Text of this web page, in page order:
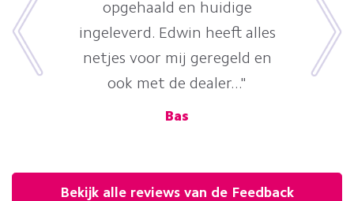
opgehaald en huidige
ingeleverd. Edwin heeft alles
netjes voor mij geregeld en
ook met de dealer..."
Bas
Bekijk alle reviews van de Feedback